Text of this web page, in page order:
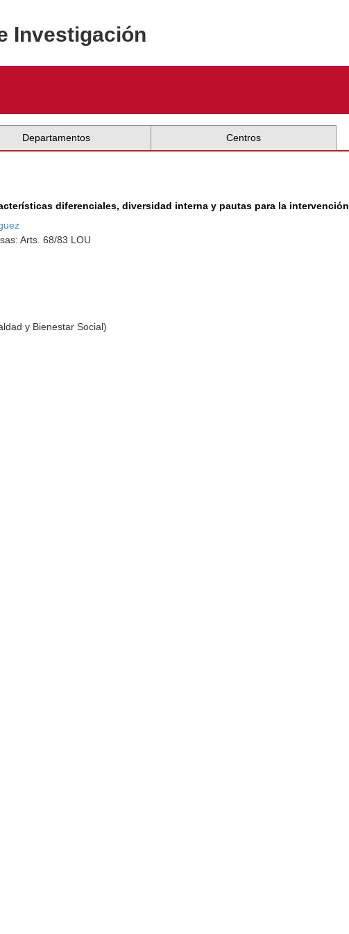
Investigación
Departamentos Centros
diferenciales, diversidad interna y pautas para la intervención
Arts. 68/83 LOU
y Bienestar Social)